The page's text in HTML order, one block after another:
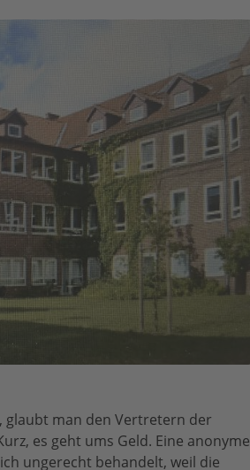
glaubt man den Vertretern der
es geht ums Geld. Eine anonyme
ungerecht behandelt, weil die